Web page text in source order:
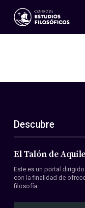
Eventos
ES
EN
Acerca de nosotros
Miembros
Convenios
Descubre
El Talón de
Este es un portal
con la finalidad de
filosofía.